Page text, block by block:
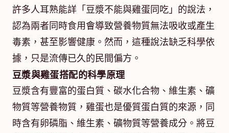
許多人耳熟能詳「豆漿不能與雞蛋同吃」的說法，
認為兩者同時食用會導致營養物質無法吸收或產生
毒素，甚至影響健康。然而，這種說法缺乏科學依
據，只是流傳已久的民間偏方。
豆漿與雞蛋搭配的科學原理
豆漿含有豐富的蛋白質、碳水化合物、維生素、礦
物質等營養物質，雞蛋也是優質蛋白質的來源，同
時含有卵磷脂、維生素、礦物質等營養成分。將豆